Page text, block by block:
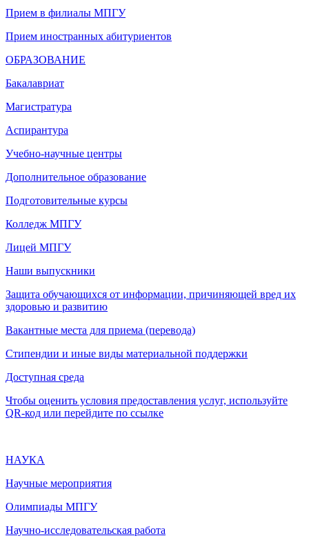
Прием в филиалы МПГУ
Прием иностранных абитуриентов
ОБРАЗОВАНИЕ
Бакалавриат
Магистратура
Аспирантура
Учебно-научные центры
Дополнительное образование
Подготовительные курсы
Колледж МПГУ
Лицей МПГУ
Наши выпускники
Защита обучающихся от информации, причиняющей вред их
здоровью и развитию
Вакантные места для приема (перевода)
Стипендии и иные виды материальной поддержки
Доступная среда
Чтобы оценить условия предоставления услуг, используйте
QR-код или перейдите по ссылке
НАУКА
Научные мероприятия
Олимпиады МПГУ
Научно-исследовательская работа